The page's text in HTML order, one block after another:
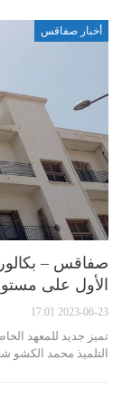
أخبار صفاقس
الأول على
2023-06-23 17:01
التلميذ محمد الكشو